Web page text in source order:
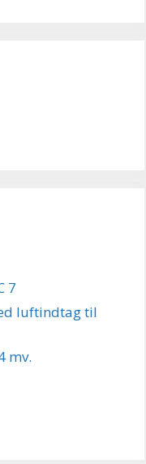
7
luftindtag til
mv.